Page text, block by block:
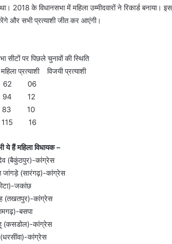
2018 के विधानसभा में महिला उम्मीदवारों ने रिकार्ड बनाया।
और सभी प्रत्याशी जीत कर आएंगी।
सीटों पर पिछले चुनावों की स्थिति
प्रत्याशी विजयी प्रत्याशी
62 06
94 12
83 10
16
ये हैं महिला विधायक –
(बैकुंठपुर)-कांग्रेस
जांगड़े (सारंगढ़)-कांग्रेस
जकांछ
(तखतपुर)-कांग्रेस
बसपा
(कसडोल)-कांग्रेस
(धरसींवा)-कांग्रेस